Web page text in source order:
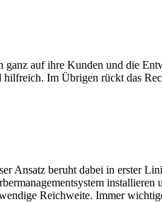
ganz auf ihre Kunden und die
Im Übrigen rückt das
Ansatz beruht dabei in erster
installieren
Reichweite. Immer